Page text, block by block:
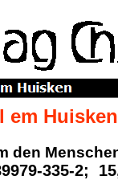
em
den
335-2;